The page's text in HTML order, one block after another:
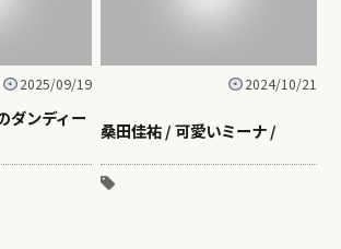
2025/09/19
ダンディー
2024/10/21
桑田佳祐 / 可愛いミーナ /